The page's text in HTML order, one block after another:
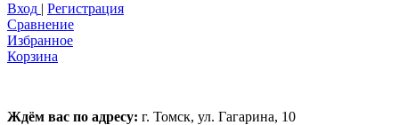
Вход | Регистрация
Сравнение
Избранное
Корзина
Ждём вас по адресу: г. Томск, ул. Гагарина, 10